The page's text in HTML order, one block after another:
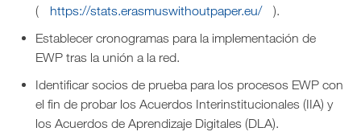
(
https://stats.erasmuswithoutpaper.eu/
).
Establecer cronogramas para la implementación de
EWP tras la unión a la red.
Identificar socios de prueba para los procesos EWP con
el fin de probar los Acuerdos Interinstitucionales (IIA) y
los Acuerdos de Aprendizaje Digitales (DLA).